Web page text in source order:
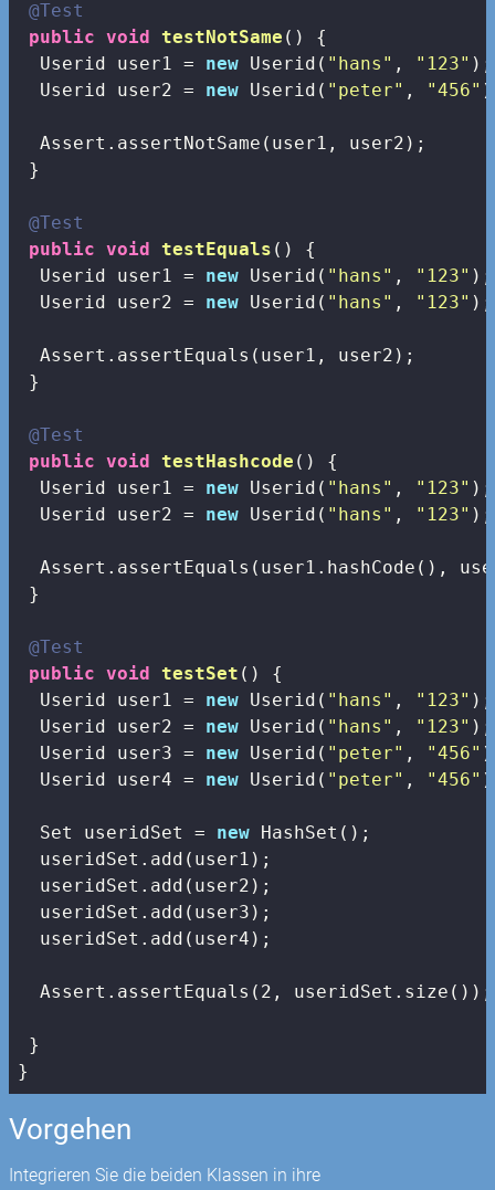
@Test
public void testNotSame ()
{
  Userid user1 =
new Userid( "hans" , "123" );
  Userid user2 =
new Userid( "peter" , "456"
  Assert.assertNotSame(user1, user2);
}
@Test
public void testEquals ()
{
  Userid user1 =
new Userid( "hans" , "123" );
  Userid user2 =
new Userid( "hans" , "123" );
  Assert.assertEquals(user1, user2);
}
@Test
public void testHashcode ()
{
  Userid user1 =
new Userid( "hans" , "123" );
  Userid user2 =
new Userid( "hans" , "123" );
Assert.assertEquals(user1.hashCode(),
}
@Test
public void testSet ()
{
  Userid user1 =
new Userid( "hans" , "123" );
  Userid user2 =
new Userid( "hans" , "123" );
  Userid user3 =
new Userid( "peter" , "456"
  Userid user4 =
new Userid( "peter" , "456"
  Set
useridSet = new HashSet ();
  useridSet.add(user1);
  useridSet.add(user2);
  useridSet.add(user3);
  useridSet.add(user4);
  Assert.assertEquals(
2 , useridSet.size());
}
}
Vorgehen
Integrieren Sie die beiden Klassen in ihre